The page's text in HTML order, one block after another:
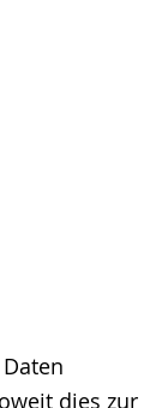
dies zur